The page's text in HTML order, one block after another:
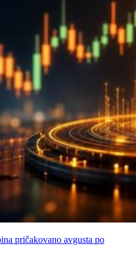
pričakovano avgusta po